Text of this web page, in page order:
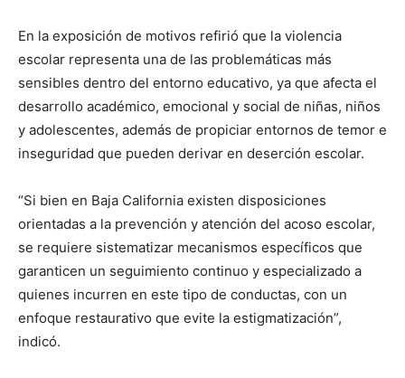
En la exposición de motivos refirió que la violencia
escolar representa una de las problemáticas más
sensibles dentro del entorno educativo, ya que afecta el
desarrollo académico, emocional y social de niñas, niños
y adolescentes, además de propiciar entornos de temor e
inseguridad que pueden derivar en deserción escolar.
“Si bien en Baja California existen disposiciones
orientadas a la prevención y atención del acoso escolar,
se requiere sistematizar mecanismos específicos que
garanticen un seguimiento continuo y especializado a
quienes incurren en este tipo de conductas, con un
enfoque restaurativo que evite la estigmatización”,
indicó.